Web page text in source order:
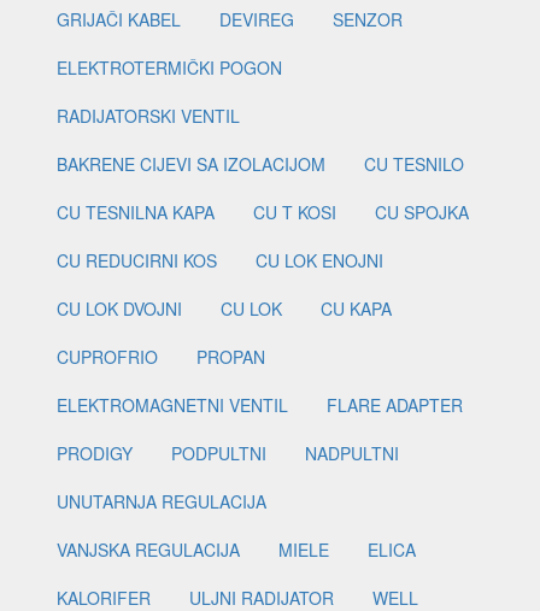
GRIJAČI KABEL
DEVIREG
SENZOR
ELEKTROTERMIČKI POGON
RADIJATORSKI VENTIL
BAKRENE CIJEVI SA IZOLACIJOM
CU TESNILO
CU TESNILNA KAPA
CU T KOSI
CU SPOJKA
CU REDUCIRNI KOS
CU LOK ENOJNI
CU LOK DVOJNI
CU LOK
CU KAPA
CUPROFRIO
PROPAN
ELEKTROMAGNETNI VENTIL
FLARE ADAPTER
PRODIGY
PODPULTNI
NADPULTNI
UNUTARNJA REGULACIJA
VANJSKA REGULACIJA
MIELE
ELICA
KALORIFER
ULJNI RADIJATOR
WELL